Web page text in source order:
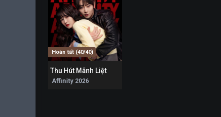
Hoàn tất (40/40)
Thu Hút Mãnh Liệt
Affinity 2026